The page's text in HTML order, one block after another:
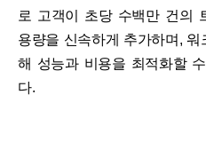
로 고객이 초당 수백만 건의
용량을 신속하게 추가하며,
해 성능과 비용을 최적화할
다.